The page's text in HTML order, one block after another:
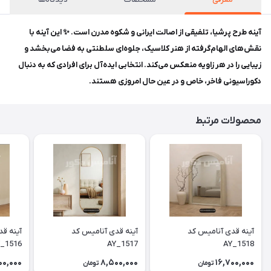
آینه طرح پرشیا، تلفیقی از اصالت ایرانی و شکوه مدرن است. ✨ این آینه با
نقش‌های الهام‌گرفته از هنر کلاسیک، جلوه‌ای سلطنتی به فضا می‌بخشد و
زیبایی را در هر زاویه منعکس می‌کند. انتخابی ایده‌آل برای افرادی که به دنبال
دکوراسیونی فاخر، خاص و در عین حال امروزی هستند.
محصولات مرتبط
آینه قدی آنامیس کد
AY_1518
16,700,000 تومان
آینه قدی آنامیس کد
AY_1517
8,500,000 تومان
آینه